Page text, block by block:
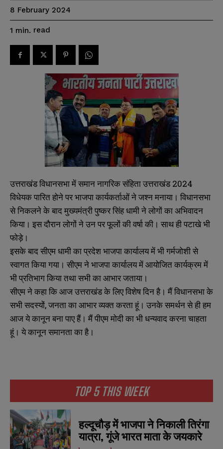
TOP 5 THIS WEEK
हल्दूचौड़ में भाजपा ने निकाली तिरंगा
यात्रा, गूंजे भारत माता के जयकारे
8 February 2024
1 min. read
उत्तराखंड विधानसभा में समान नागरिक संहिता उत्तराखंड 2024
विधेयक पारित होने पर भाजपा कार्यकर्ताओं ने जश्न मनाया। विधानसभा
से निकलने के बाद मुख्यमंत्री पुष्कर सिंह धामी ने लोगों का अभिवादन
किया। इस दौरान लोगों ने उन पर फूलों की वर्षा की। साथ ही पटाखे भी
फोड़े।
इसके बाद सीएम धामी का प्रदेश भाजपा कार्यालय में भी गर्मजोशी से
स्वागत किया गया। सीएम ने भाजपा कार्यालय में आयोजित कार्यक्रम में
भी प्रतिभाग किया तथा सभी का आभार जताया।
सीएम ने कहा कि आज उत्तराखंड के लिए विशेष दिन है। मैं विधानसभा के
सभी सदस्यों, जनता का आभार व्यक्त करता हूं। उनके समर्थन से ही हम
आज ये कानून बना पाए हैं। मैं पीएम मोदी का भी धन्यवाद करना चाहता
हूं। ये कानून समानता का है।